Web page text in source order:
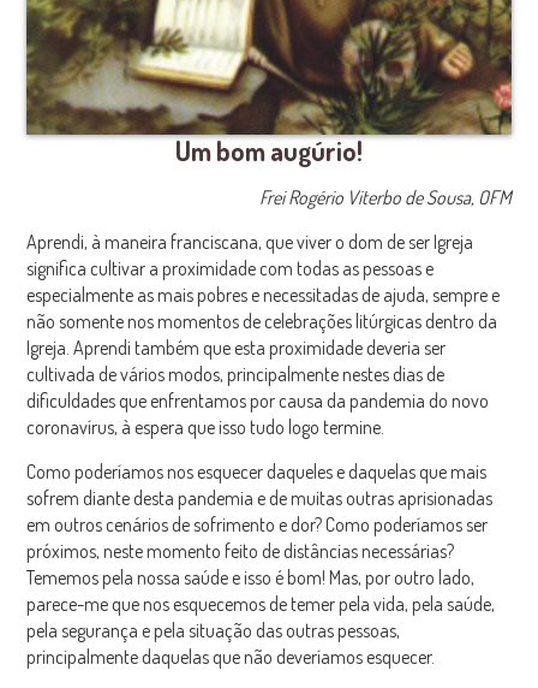
Um bom augúrio!
Frei Rogério Viterbo de Sousa, OFM
Aprendi, à maneira franciscana, que viver o dom de ser Igreja
significa cultivar a proximidade com todas as pessoas e
especialmente as mais pobres e necessitadas de ajuda, sempre e
não somente nos momentos de celebrações litúrgicas dentro da
Igreja. Aprendi também que esta proximidade deveria ser
cultivada de vários modos, principalmente nestes dias de
dificuldades que enfrentamos por causa da pandemia do novo
coronavírus, à espera que isso tudo logo termine.
Como poderíamos nos esquecer daqueles e daquelas que mais
sofrem diante desta pandemia e de muitas outras aprisionadas
em outros cenários de sofrimento e dor? Como poderíamos ser
próximos, neste momento feito de distâncias necessárias?
Tememos pela nossa saúde e isso é bom! Mas, por outro lado,
parece-me que nos esquecemos de temer pela vida, pela saúde,
pela segurança e pela situação das outras pessoas,
principalmente daquelas que não deveríamos esquecer.